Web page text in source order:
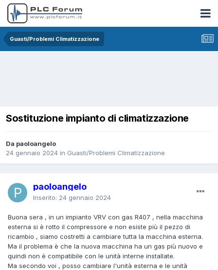
Guasti/Problemi Climatizzazione
Sostituzione impianto di climatizzazione
Da paoloangelo
24 gennaio 2024 in Guasti/Problemi Climatizzazione
paoloangelo
Inserito: 24 gennaio 2024
Buona sera , in un impianto VRV con gas R407 , nella macchina
esterna si è rotto il compressore e non esiste più il pezzo di
ricambio , siamo costretti a cambiare tutta la macchina esterna.
Ma il problema è che la nuova macchina ha un gas più nuovo e
quindi non è compatibile con le unità interne installate.
Ma secondo voi , posso cambiare l'unità esterna e le unità